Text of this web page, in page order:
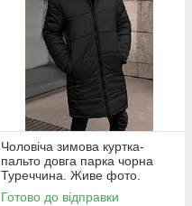
Чоловіча зимова куртка-
пальто довга парка чорна
Туреччина. Живе фото.
Чоловіча куртка
Готово до відправки